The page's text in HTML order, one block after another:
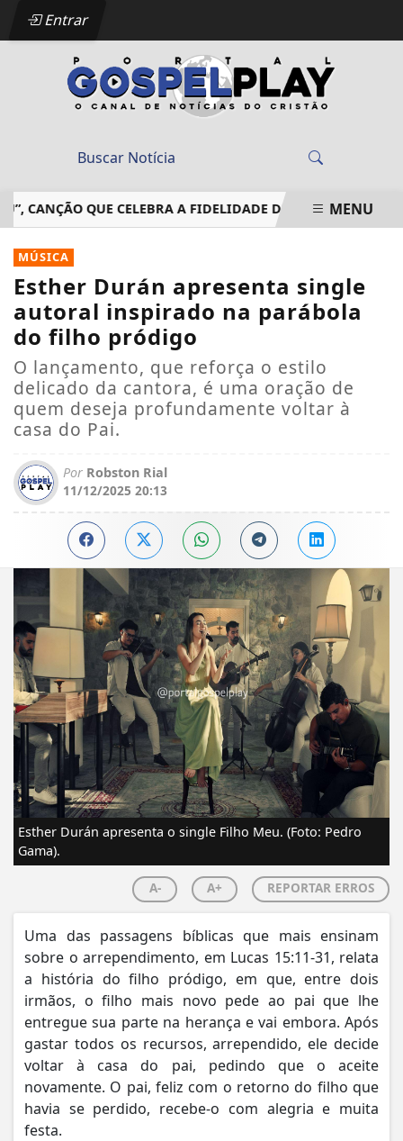
Entrar
QUE CELEBRA A FIDELIDADE DE DEUS EM MEIO ÀS
EM ALTA
MENU
MÚSICA
Esther Durán apresenta single
autoral inspirado na parábola
do filho pródigo
O lançamento, que reforça o estilo
delicado da cantora, é uma oração de
quem deseja profundamente voltar à
casa do Pai.
Por Robston Rial
11/12/2025 20:13
Esther Durán apresenta o single Filho Meu. (Foto: Pedro
Gama).
A- A+ REPORTAR ERROS
Uma das passagens bíblicas que mais ensinam
sobre o arrependimento, em Lucas 15:11-31, relata
a história do filho pródigo, em que, entre dois
irmãos, o filho mais novo pede ao pai que lhe
entregue sua parte na herança e vai embora. Após
gastar todos os recursos, arrependido, ele decide
voltar à casa do pai, pedindo que o aceite
novamente. O pai, feliz com o retorno do filho que
havia se perdido, recebe-o com alegria e muita
festa.